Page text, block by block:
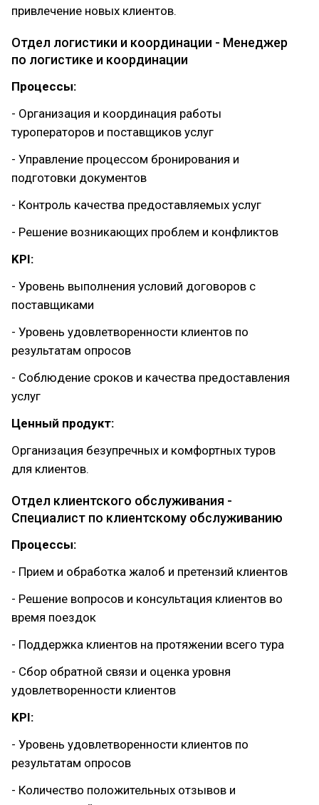
привлечение новых клиентов.
Отдел логистики и координации - Менеджер
по логистике и координации
Процессы:
- Организация и координация работы
туроператоров и поставщиков услуг
- Управление процессом бронирования и
подготовки документов
- Контроль качества предоставляемых услуг
- Решение возникающих проблем и конфликтов
KPI:
- Уровень выполнения условий договоров с
поставщиками
- Уровень удовлетворенности клиентов по
результатам опросов
- Соблюдение сроков и качества предоставления
услуг
Ценный продукт:
Организация безупречных и комфортных туров
для клиентов.
Отдел клиентского обслуживания -
Специалист по клиентскому обслуживанию
Процессы:
- Прием и обработка жалоб и претензий клиентов
- Решение вопросов и консультация клиентов во
время поездок
- Поддержка клиентов на протяжении всего тура
- Сбор обратной связи и оценка уровня
удовлетворенности клиентов
KPI:
- Уровень удовлетворенности клиентов по
результатам опросов
- Количество положительных отзывов и